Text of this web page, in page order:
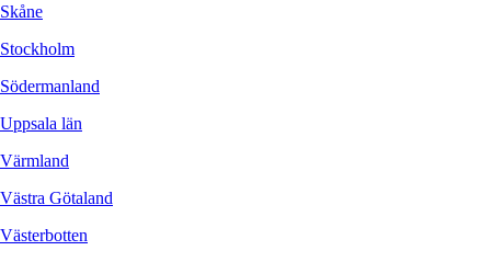
Skåne
Stockholm
Södermanland
Uppsala län
Värmland
Västra Götaland
Västerbotten